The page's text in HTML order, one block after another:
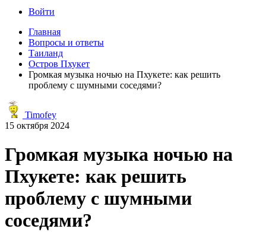
Войти
Главная
Вопросы и ответы
Таиланд
Остров Пхукет
Громкая музыка ночью на Пхукете: как решить
проблему с шумными соседями?
Timofey
15 октября 2024
Громкая музыка ночью на
Пхукете: как решить
проблему с шумными
соседями?